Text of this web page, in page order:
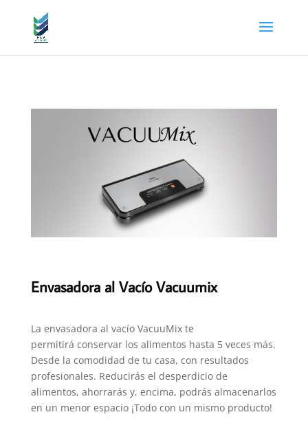
Envasadora al Vacío Vacuumix
La envasadora al vacío VacuuMix te
permitirá conservar los alimentos hasta 5 veces más.
Desde la comodidad de tu casa, con resultados
profesionales. Reducirás el desperdicio de
alimentos, ahorrarás y, encima, podrás almacenarlos
en un menor espacio ¡Todo con un mismo producto!